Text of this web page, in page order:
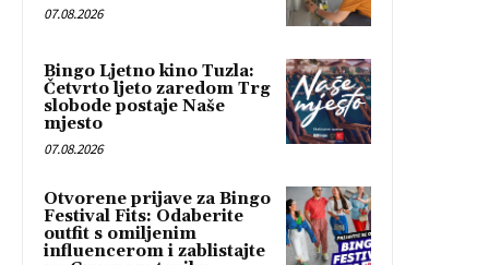
07.08.2026
Bingo Ljetno kino Tuzla:
Četvrto ljeto zaredom Trg
slobode postaje Naše
mjesto
07.08.2026
Otvorene prijave za Bingo
Festival Fits: Odaberite
outfit s omiljenim
influencerom i zablistajte